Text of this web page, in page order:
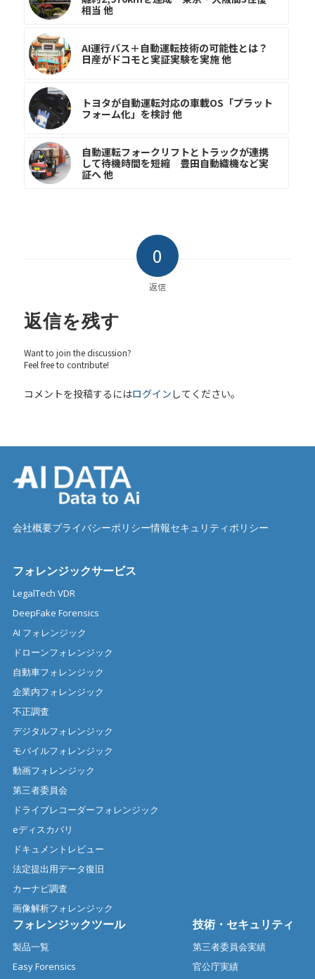
相当 他
AI運行バス＋自動運転技術の可能性とは？
日産がドコモと実証実験を実施 他
トヨタが自動運転対応の車載OS「プラット
フォーム化」を検討 他
自動運転フォークリフトとトラックが連携
して待機時間を短縮 豊田自動織機など実
証へ 他
0
返信
返信を残す
Want to join the discussion?
Feel free to contribute!
コメントを投稿するにはログイン してください。
会社概要プライバシーポリシー情報セキュリティポリシー
フォレンジックサービス
LegalTech VDR
DeepFake Forensics
AI フォレンジック
ドローンフォレンジック
自動車フォレンジック
企業内フォレンジック
不正調査
デジタルフォレンジック
モバイルフォレンジック
動画フォレンジック
第三者委員会
ドライブレコーダーフォレンジック
eディスカバリ
ドキュメントレビュー
法定提出用データ復旧
カーナビ調査
画像解析フォレンジック
フォレンジックツール
製品一覧
Easy Forensics
技術・セキュリティ
第三者委員会実績
官公庁実績